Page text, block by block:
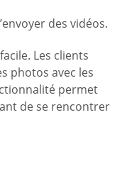
des vidéos.
Les clients
photos avec les
permet
de se rencontrer